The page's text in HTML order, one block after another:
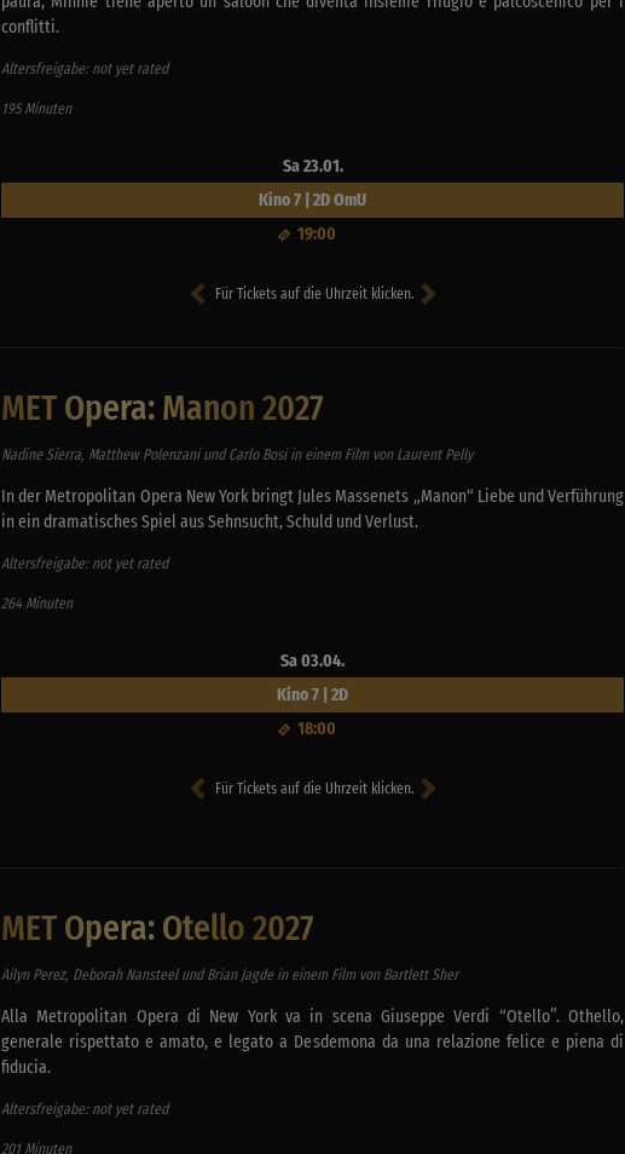
conflitti.
Altersfreigabe: not yet rated
195 Minuten
Sa 23.01.
Kino 7 | 2D OmU
19:00
Für Tickets auf die Uhrzeit klicken.
MET Opera: Manon 2027
Nadine Sierra, Matthew Polenzani und Carlo Bosi in einem Film von Laurent Pelly
In der Metropolitan Opera New York bringt Jules Massenets „Manon“ Liebe und Verführung
in ein dramatisches Spiel aus Sehnsucht, Schuld und Verlust.
Altersfreigabe: not yet rated
264 Minuten
Sa 03.04.
Kino 7 | 2D
18:00
Für Tickets auf die Uhrzeit klicken.
MET Opera: Otello 2027
Ailyn Perez, Deborah Nansteel und Brian Jagde in einem Film von Bartlett Sher
Alla Metropolitan Opera di New York va in scena Giuseppe Verdi “Otello”. Othello,
generale rispettato e amato, e legato a Desdemona da una relazione felice e piena di
fiducia.
Altersfreigabe: not yet rated
201 Minuten